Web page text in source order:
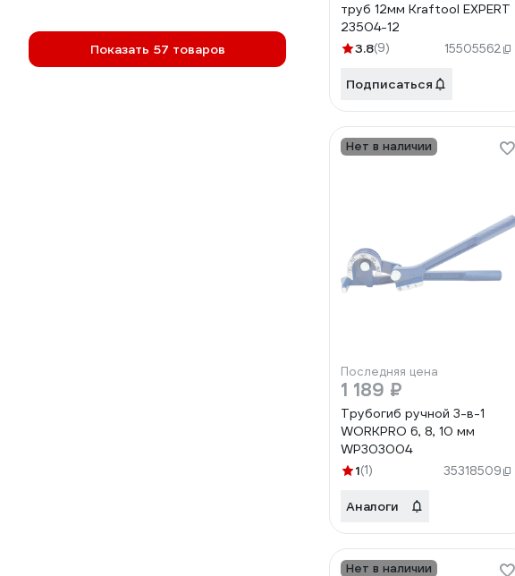
Показать 57 товаров
труб 12мм Kraftool EXPERT
23504-12
3.8(9) 15505562
Подписаться
Нет в наличии
Последняя цена
1 189 ₽
Трубогиб ручной 3-в-1
WORKPRO 6, 8, 10 мм
WP303004
1(1) 35318509
Аналоги
Нет в наличии